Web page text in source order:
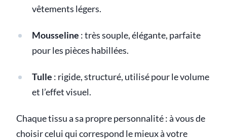
vêtements légers.
Mousseline : très souple, élégante, parfaite
pour les pièces habillées.
Tulle : rigide, structuré, utilisé pour le volume
et l’effet visuel.
Chaque tissu a sa propre personnalité : à vous de
choisir celui qui correspond le mieux à votre